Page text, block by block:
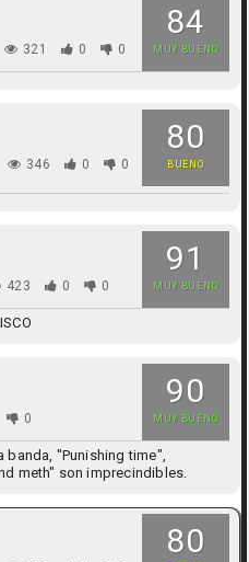
84
MUY BUENO
321 0 0
80
BUENO
346 0 0
91
MUY BUENO
423 0 0
90
MUY BUENO
0
"Punishing time",
meth" son imprecindibles.
80